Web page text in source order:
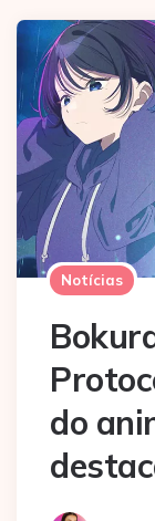
Notícias
do